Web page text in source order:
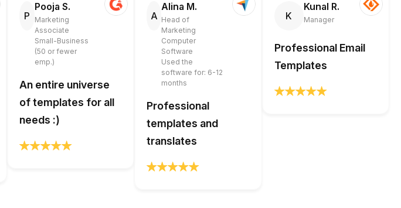
P
Pooja S.
Marketing
Associate
Small-Business
(50 or fewer
emp.)
An entire universe
of templates for all
needs :)
A
Alina M.
Head of
Marketing
Computer
Software
Used the
software for: 6-12
months
Professional
templates and
translates
K
Kunal R.
Manager
Professional Email
Templates